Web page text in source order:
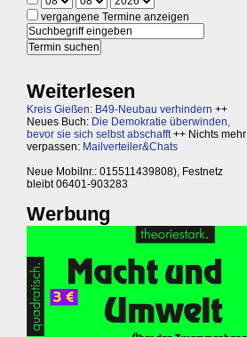
vergangene Termine anzeigen
Weiterlesen
Kreis Gießen: B49-Neubau verhindern ++
Neues Buch: Die Demokratie überwinden,
bevor sie sich selbst abschafft++ Nichts mehr
verpassen: Mailverteiler&Chats
Neue Mobilnr.: 015511439808), Festnetz
bleibt 06401-903283
Werbung